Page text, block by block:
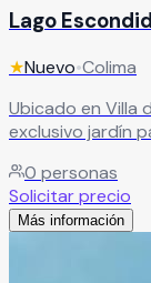
Lago
★Nuevo•Colima
Ubicado en Villa
exclusivo jardín
celebraciones inolvidables. Este
un maravilloso
áreas al aire
0 personas
Solicitar precio
Más información